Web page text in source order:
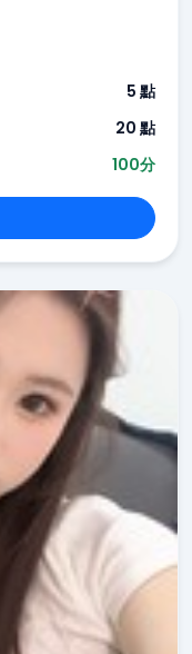
5 點
20 點
100分